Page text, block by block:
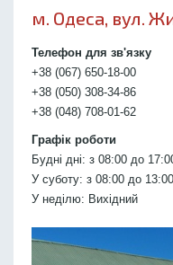
м. Одеса, вул.
Телефон для зв'язку
+38 (067) 650-18-00
+38 (050) 308-34-86
+38 (048) 708-01-62
Графік роботи
Будні дні: з 08:00 до
У суботу: з 08:00 до 13:00
У неділю: Вихідний